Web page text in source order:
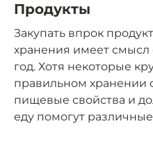
Продукты
Закупать впрок
хранения имеет смысл
год. Хотя некоторые
правильном хранении
пищевые свойства и
еду помогут